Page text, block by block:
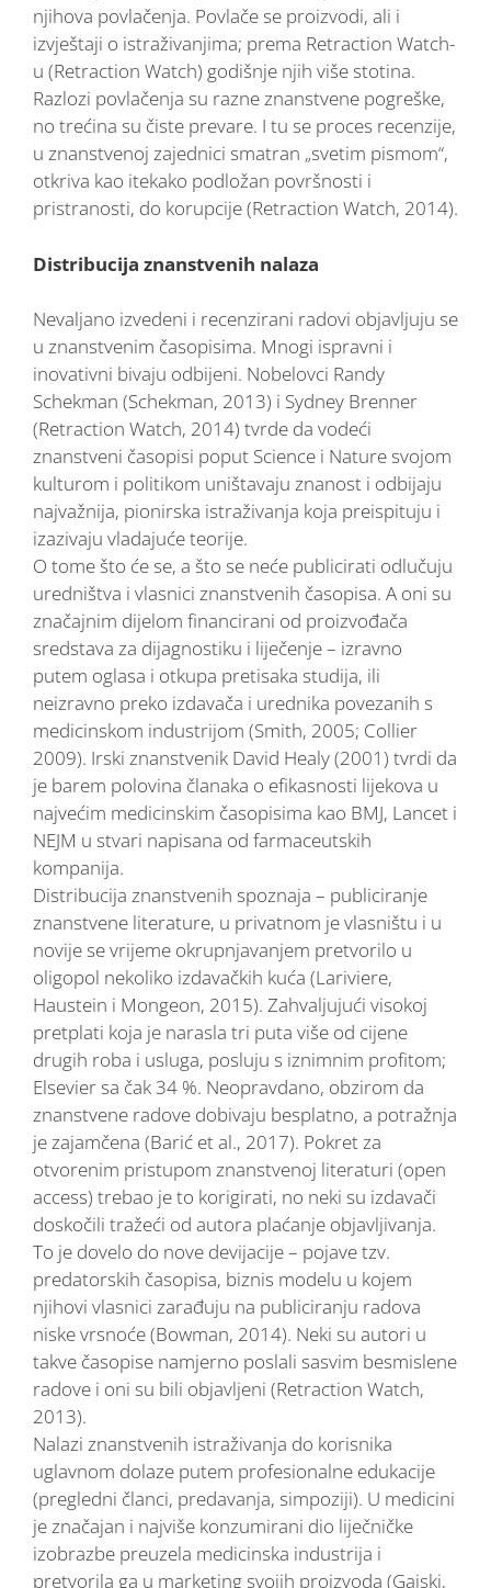
njihova povlačenja. Povlače se proizvodi, ali i
izvještaji o istraživanjima; prema Retraction Watch-
u (Retraction Watch) godišnje njih više stotina.
Razlozi povlačenja su razne znanstvene pogreške,
no trećina su čiste prevare. I tu se proces recenzije,
u znanstvenoj zajednici smatran „svetim pismom“,
otkriva kao itekako podložan površnosti i
pristranosti, do korupcije (Retraction Watch, 2014).
Distribucija znanstvenih nalaza
Nevaljano izvedeni i recenzirani radovi objavljuju se
u znanstvenim časopisima. Mnogi ispravni i
inovativni bivaju odbijeni. Nobelovci Randy
Schekman (Schekman, 2013) i Sydney Brenner
(Retraction Watch, 2014) tvrde da vodeći
znanstveni časopisi poput Science i Nature svojom
kulturom i politikom uništavaju znanost i odbijaju
najvažnija, pionirska istraživanja koja preispituju i
izazivaju vladajuće teorije.
O tome što će se, a što se neće publicirati odlučuju
uredništva i vlasnici znanstvenih časopisa. A oni su
značajnim dijelom financirani od proizvođača
sredstava za dijagnostiku i liječenje – izravno
putem oglasa i otkupa pretisaka studija, ili
neizravno preko izdavača i urednika povezanih s
medicinskom industrijom (Smith, 2005; Collier
2009). Irski znanstvenik David Healy (2001) tvrdi da
je barem polovina članaka o efikasnosti lijekova u
najvećim medicinskim časopisima kao BMJ, Lancet i
NEJM u stvari napisana od farmaceutskih
kompanija.
Distribucija znanstvenih spoznaja – publiciranje
znanstvene literature, u privatnom je vlasništu i u
novije se vrijeme okrupnjavanjem pretvorilo u
oligopol nekoliko izdavačkih kuća (Lariviere,
Haustein i Mongeon, 2015). Zahvaljujući visokoj
pretplati koja je narasla tri puta više od cijene
drugih roba i usluga, posluju s iznimnim profitom;
Elsevier sa čak 34 %. Neopravdano, obzirom da
znanstvene radove dobivaju besplatno, a potražnja
je zajamčena (Barić et al., 2017). Pokret za
otvorenim pristupom znanstvenoj literaturi (open
access) trebao je to korigirati, no neki su izdavači
doskočili tražeći od autora plaćanje objavljivanja.
To je dovelo do nove devijacije – pojave tzv.
predatorskih časopisa, biznis modelu u kojem
njihovi vlasnici zarađuju na publiciranju radova
niske vrsnoće (Bowman, 2014). Neki su autori u
takve časopise namjerno poslali sasvim besmislene
radove i oni su bili objavljeni (Retraction Watch,
2013).
Nalazi znanstvenih istraživanja do korisnika
uglavnom dolaze putem profesionalne edukacije
(pregledni članci, predavanja, simpoziji). U medicini
je značajan i najviše konzumirani dio liječničke
izobrazbe preuzela medicinska industrija i
pretvorila ga u marketing svojih proizvoda (Gajski,